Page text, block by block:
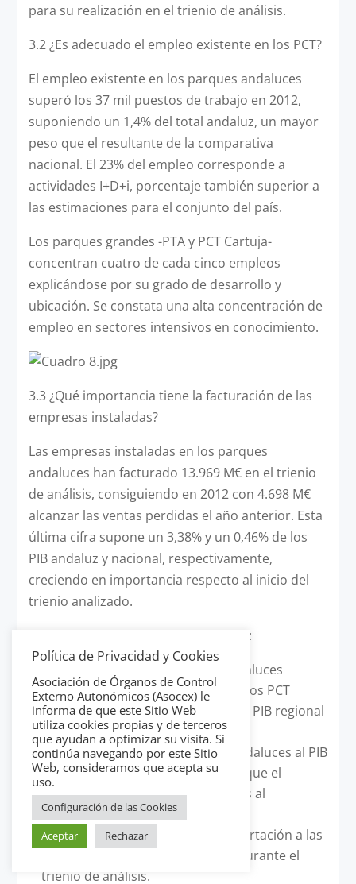
para su realización en el trienio de análisis.
3.2 ¿Es adecuado el empleo existente en los PCT?
El empleo existente en los parques andaluces
superó los 37 mil puestos de trabajo en 2012,
suponiendo un 1,4% del total andaluz, un mayor
peso que el resultante de la comparativa
nacional. El 23% del empleo corresponde a
actividades I+D+i, porcentaje también superior a
las estimaciones para el conjunto del país.
Los parques grandes -PTA y PCT Cartuja-
concentran cuatro de cada cinco empleos
explicándose por su grado de desarrollo y
ubicación. Se constata una alta concentración de
empleo en sectores intensivos en conocimiento.
3.3 ¿Qué importancia tiene la facturación de las
empresas instaladas?
Las empresas instaladas en los parques
andaluces han facturado 13.969 M€ en el trienio
de análisis, consiguiendo en 2012 con 4.698 M€
alcanzar las ventas perdidas el año anterior. Esta
última cifra supone un 3,38% y un 0,46% de los
PIB andaluz y nacional, respectivamente,
creciendo en importancia respecto al inicio del
trienio analizado.
Son destacables los siguientes datos:
La facturación de los parques andaluces
supone un 21,8% de las ventas de los PCT
españoles mientras que en 2012 el PIB regional
es del 13,5% del valor nacional.
La contribución de los parques andaluces al PIB
regional es de 1,28 puntos mayor que el
conjunto de los parques españoles al
homólogo nacional.
Una tendencia al alza de dicha aportación a las
citadas cifras macroeconómicas durante el
trienio de análisis.
Política de Privacidad y Cookies
Asociación de Órganos de Control
Externo Autonómicos (Asocex) le
informa de que este Sitio Web
utiliza cookies propias y de terceros
que ayudan a optimizar su visita. Si
continúa navegando por este Sitio
Web, consideramos que acepta su
uso.
Configuración de las Cookies
Aceptar
Rechazar